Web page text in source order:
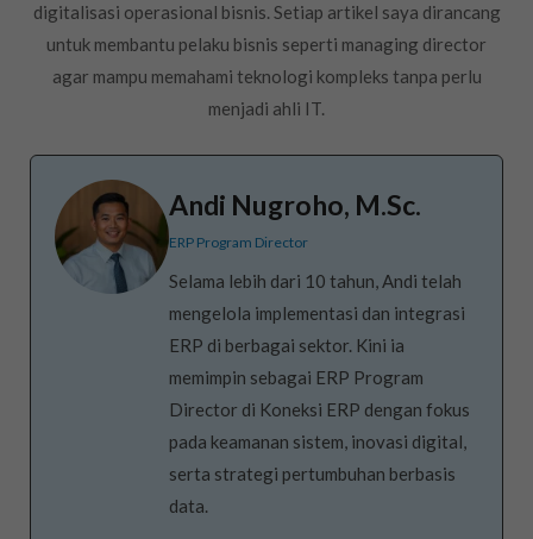
digitalisasi operasional bisnis. Setiap artikel saya dirancang
untuk membantu pelaku bisnis seperti managing director
agar mampu memahami teknologi kompleks tanpa perlu
menjadi ahli IT.
Andi Nugroho, M.Sc.
ERP Program Director
Selama lebih dari 10 tahun, Andi telah
mengelola implementasi dan integrasi
ERP di berbagai sektor. Kini ia
memimpin sebagai ERP Program
Director di Koneksi ERP dengan fokus
pada keamanan sistem, inovasi digital,
serta strategi pertumbuhan berbasis
data.